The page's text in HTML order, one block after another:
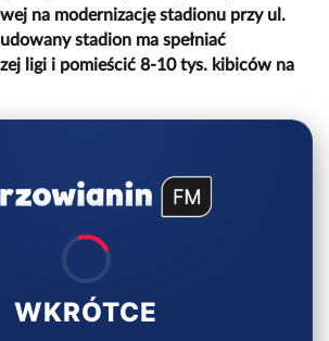
na modernizację stadionu przy ul.
stadion ma spełniać
ligi i pomieścić 8-10 tys. kibiców na
WKRÓTCE